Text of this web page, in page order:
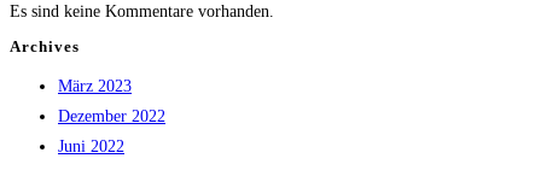
Es sind keine Kommentare vorhanden.
Archives
März 2023
Dezember 2022
Juni 2022